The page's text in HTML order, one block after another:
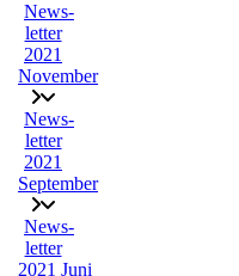
News­
let­ter
2021
November
News­
let­ter
2021
September
News­
let­ter
2021 Juni